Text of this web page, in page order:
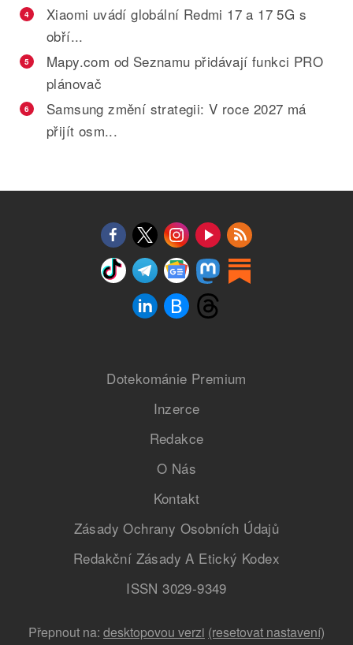
4
Xiaomi uvádí globální Redmi 17 a 17 5G s
obří...
5
Mapy.com od Seznamu přidávají funkci PRO
plánovač
6
Samsung změní strategii: V roce 2027 má
přijít osm...
Dotekománie Premium
Inzerce
Redakce
O Nás
Kontakt
Zásady Ochrany Osobních Údajů
Redakční Zásady A Etický Kodex
ISSN 3029-9349
Přepnout na: desktopovou verzi (resetovat nastavení)